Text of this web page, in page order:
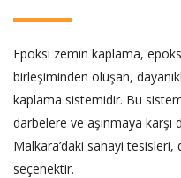
Epoksi zemin kaplama,
birleşiminden oluşan,
kaplama sistemidir. Bu
darbelere ve aşınmaya karşı
Malkara’daki sanayi
seçenektir.